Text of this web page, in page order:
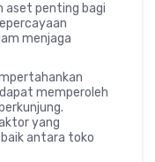
aset penting bagi
menjaga
memperoleh
yang
antara toko